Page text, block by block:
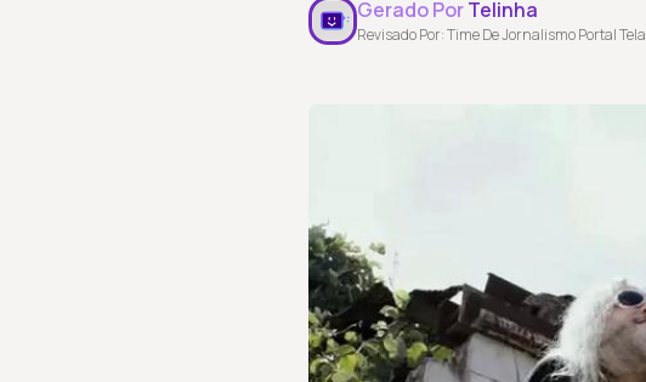
Gerado PorTelinha
Revisado Por: Time De Jornalismo Portal Tela